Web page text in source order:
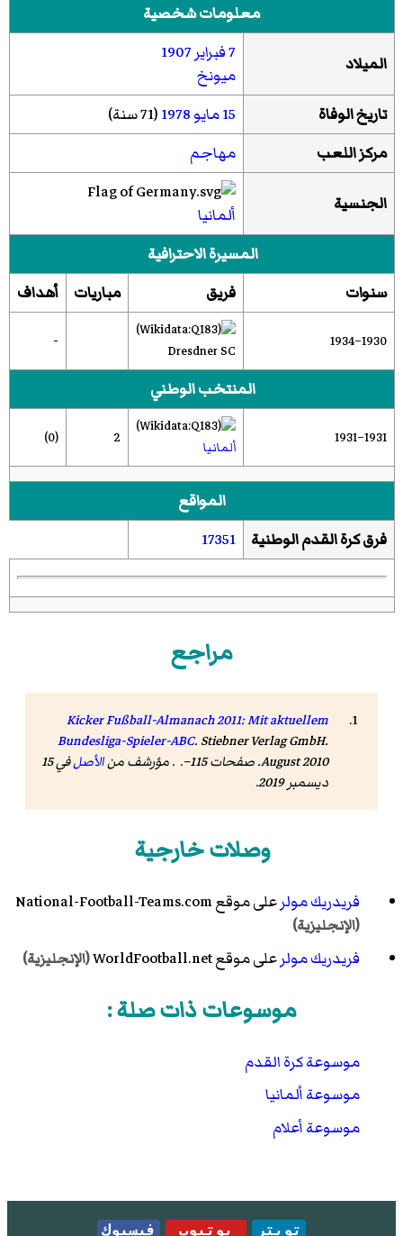
معلومات شخصية
الميلاد 7 فبراير
1907
ميونخ
تاريخ الوفاة
15 مايو 1978(71 سنة)
مركز اللعب
مهاجم
الجنسية
ألمانيا
المسيرة الاحترافية
سنوات
فريق مباريات أهداف
1930–1934
Dresdner SC
-
المنتخب الوطني
1931–1931
ألمانيا
2
(0)
المواقع
فرق كرة القدم الوطنية
17351
مراجع
Kicker Fußball-Almanach 2011: Mit aktuellem
Bundesliga-Spieler-ABC. Stiebner Verlag GmbH.
August 2010. صفحات 115–. . مؤرشف من
الأصل
في 15
ديسمبر 2019
.
وصلات خارجية
فريدريك مولرعلى موقع National-Football-Teams.com
(الإنجليزية)
فريدريك مولرعلى موقع WorldFootball.net (الإنجليزية)
موسوعات ذات صلة :
موسوعة كرة القدم
موسوعة ألمانيا
موسوعة أعلام
تويتر يوتيوب فيسبوك